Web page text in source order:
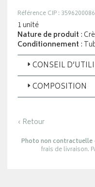
Référence CIP :
1 unité
Nature de produit :
Conditionnement :
CONSEIL
COMPOSITION
‹ Retour
Photo non contractuelle
frais de livraison.